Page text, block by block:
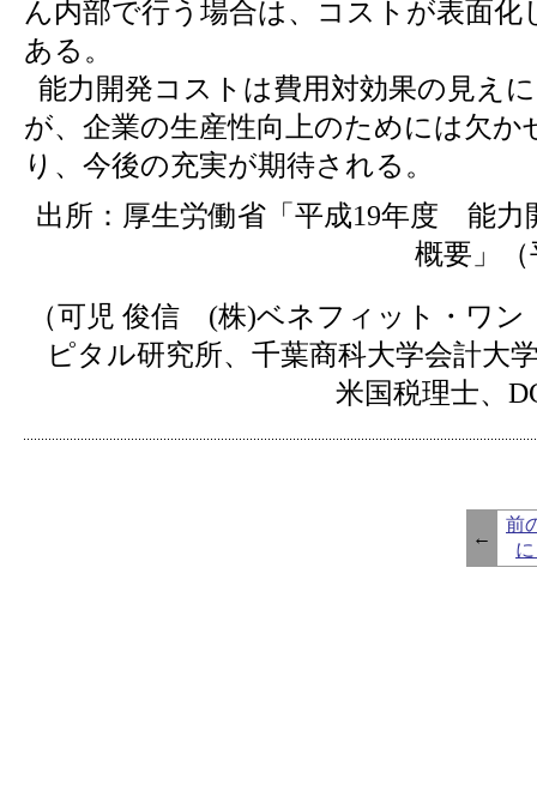
ん内部で行う場合は、コストが表面
ある。
能力開発コストは費用対効果の見え
が、企業の生産性向上のためには欠か
り、今後の充実が期待される。
出所：厚生労働省「平成19年度 能力
概要」（
（可児 俊信 (株)ベネフィット・ワン
ピタル研究所、千葉商科大学会計大
米国税理士、
←
前